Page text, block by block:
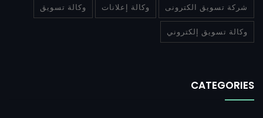
شركة تسويق الكترونى وكالة إعلانات وكالة تسويق
وكالة تسويق إلكتروني
CATEGORIES